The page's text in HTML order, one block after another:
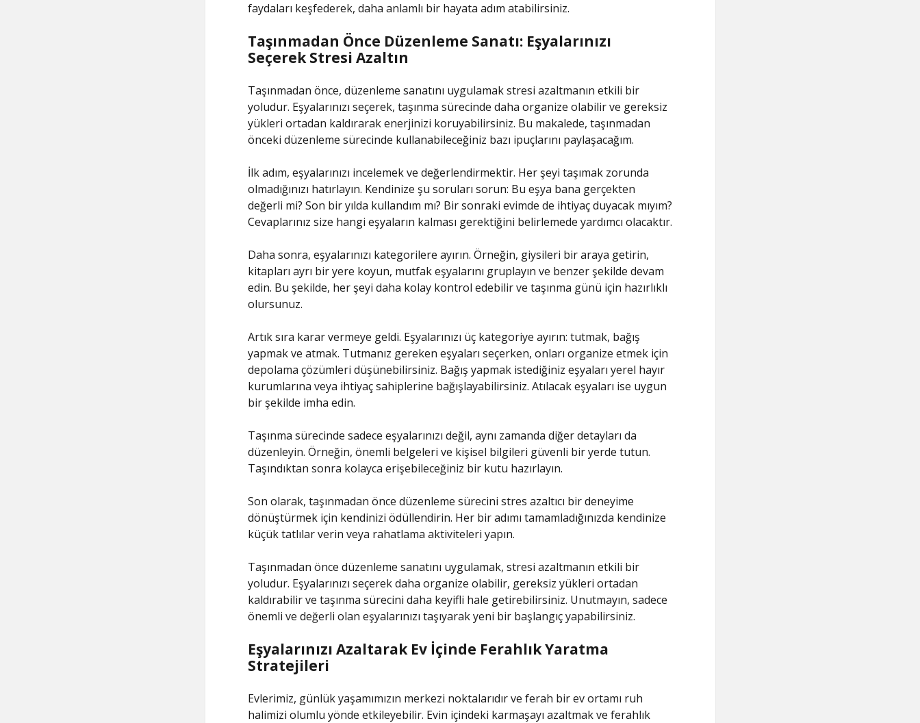
faydaları keşfederek, daha anlamlı bir hayata adım atabilirsiniz.
Taşınmadan Önce Düzenleme Sanatı: Eşyalarınızı
Seçerek Stresi Azaltın
Taşınmadan önce, düzenleme sanatını uygulamak stresi azaltmanın etkili bir
yoludur. Eşyalarınızı seçerek, taşınma sürecinde daha organize olabilir ve gereksiz
yükleri ortadan kaldırarak enerjinizi koruyabilirsiniz. Bu makalede, taşınmadan
önceki düzenleme sürecinde kullanabileceğiniz bazı ipuçlarını paylaşacağım.
İlk adım, eşyalarınızı incelemek ve değerlendirmektir. Her şeyi taşımak zorunda
olmadığınızı hatırlayın. Kendinize şu soruları sorun: Bu eşya bana gerçekten
değerli mi? Son bir yılda kullandım mı? Bir sonraki evimde de ihtiyaç duyacak mıyım?
Cevaplarınız size hangi eşyaların kalması gerektiğini belirlemede yardımcı olacaktır.
Daha sonra, eşyalarınızı kategorilere ayırın. Örneğin, giysileri bir araya getirin,
kitapları ayrı bir yere koyun, mutfak eşyalarını gruplayın ve benzer şekilde devam
edin. Bu şekilde, her şeyi daha kolay kontrol edebilir ve taşınma günü için hazırlıklı
olursunuz.
Artık sıra karar vermeye geldi. Eşyalarınızı üç kategoriye ayırın: tutmak, bağış
yapmak ve atmak. Tutmanız gereken eşyaları seçerken, onları organize etmek için
depolama çözümleri düşünebilirsiniz. Bağış yapmak istediğiniz eşyaları yerel hayır
kurumlarına veya ihtiyaç sahiplerine bağışlayabilirsiniz. Atılacak eşyaları ise uygun
bir şekilde imha edin.
Taşınma sürecinde sadece eşyalarınızı değil, aynı zamanda diğer detayları da
düzenleyin. Örneğin, önemli belgeleri ve kişisel bilgileri güvenli bir yerde tutun.
Taşındıktan sonra kolayca erişebileceğiniz bir kutu hazırlayın.
Son olarak, taşınmadan önce düzenleme sürecini stres azaltıcı bir deneyime
dönüştürmek için kendinizi ödüllendirin. Her bir adımı tamamladığınızda kendinize
küçük tatlılar verin veya rahatlama aktiviteleri yapın.
Taşınmadan önce düzenleme sanatını uygulamak, stresi azaltmanın etkili bir
yoludur. Eşyalarınızı seçerek daha organize olabilir, gereksiz yükleri ortadan
kaldırabilir ve taşınma sürecini daha keyifli hale getirebilirsiniz. Unutmayın, sadece
önemli ve değerli olan eşyalarınızı taşıyarak yeni bir başlangıç yapabilirsiniz.
Eşyalarınızı Azaltarak Ev İçinde Ferahlık Yaratma
Stratejileri
Evlerimiz, günlük yaşamımızın merkezi noktalarıdır ve ferah bir ev ortamı ruh
halimizi olumlu yönde etkileyebilir. Evin içindeki karmaşayı azaltmak ve ferahlık